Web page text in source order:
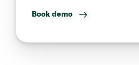
Book demo